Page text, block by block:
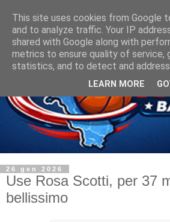
26 gen 2026
Use Rosa Scotti, per 37
bellissimo
This site uses cookies from Google
and to analyze traffic. Your IP
shared with Google along with
metrics to ensure quality of service,
statistics, and to detect and address
LEARN MORE